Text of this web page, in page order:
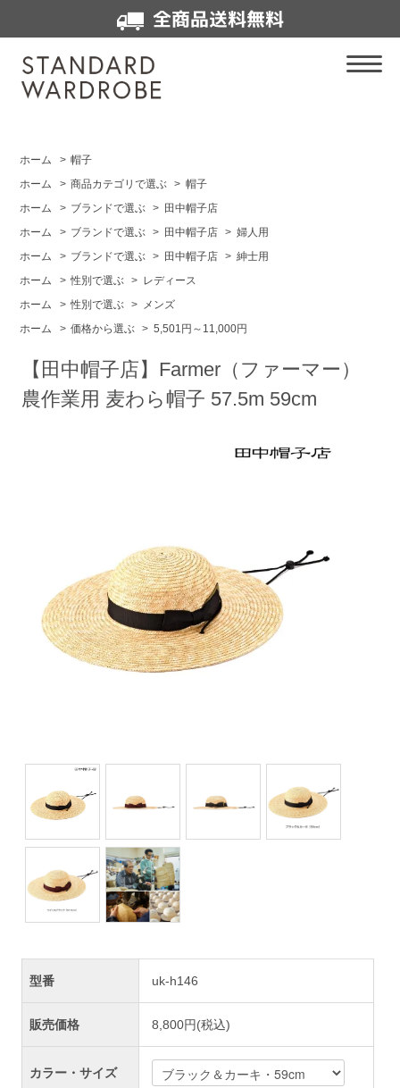
全商品送料無料
ホーム > 帽子
ホーム
> 商品カテゴリで選ぶ > 帽子
ホーム
> ブランドで選ぶ > 田中帽子店
ホーム
> ブランドで選ぶ > 田中帽子店 > 婦人用
ホーム
> ブランドで選ぶ > 田中帽子店 > 紳士用
ホーム
> 性別で選ぶ > レディース
ホーム
> 性別で選ぶ >
メンズ
ホーム
> 価格から選ぶ > 5,501円～11,000円
【田中帽子店】Farmer（ファーマー）
農作業用 麦わら帽子 57.5m 59cm
型番 uk-h146
販売価格 8,800円(税込)
カラー・サイズ